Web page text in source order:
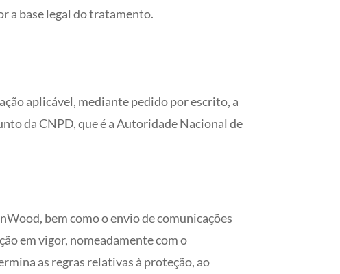
a base legal do tratamento.
aplicável, mediante pedido por escrito, a
da CNPD, que é a Autoridade Nacional de
bem como o envio de comunicações
em vigor, nomeadamente com o
as regras relativas à proteção, ao